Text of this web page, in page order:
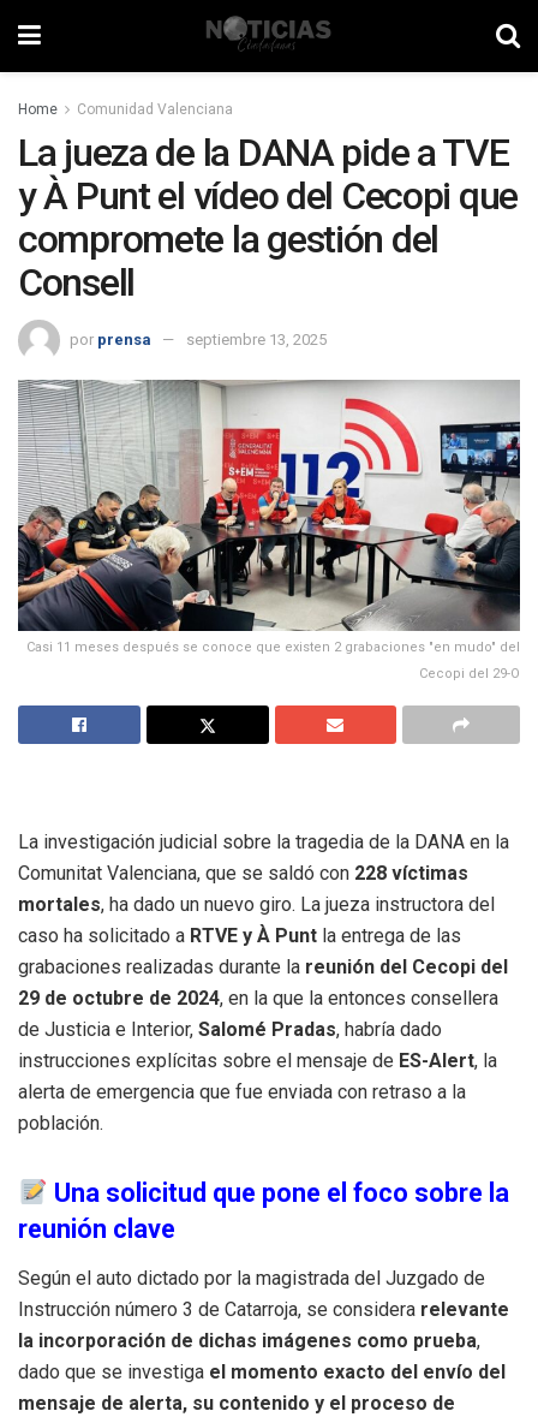
Home Comunidad Valenciana
La jueza de la DANA pide a TVE
y À Punt el vídeo del Cecopi que
compromete la gestión del
Consell
por prensa septiembre 13, 2025
Casi 11 meses después se conoce que existen 2 grabaciones "en mudo" del
Cecopi del 29-O
La investigación judicial sobre la tragedia de la DANA en la
Comunitat Valenciana, que se saldó con 228 víctimas
mortales, ha dado un nuevo giro. La jueza instructora del
caso ha solicitado a RTVE y À Punt la entrega de las
grabaciones realizadas durante la reunión del Cecopi del
29 de octubre de 2024, en la que la entonces consellera
de Justicia e Interior, Salomé Pradas, habría dado
instrucciones explícitas sobre el mensaje de ES-Alert, la
alerta de emergencia que fue enviada con retraso a la
población.
Una solicitud que pone el foco sobre la
reunión clave
Según el auto dictado por la magistrada del Juzgado de
Instrucción número 3 de Catarroja, se considera relevante
la incorporación de dichas imágenes como prueba,
dado que se investiga el momento exacto del envío del
mensaje de alerta, su contenido y el proceso de